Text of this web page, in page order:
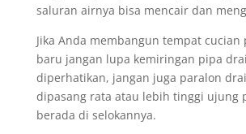
saluran airnya bisa mencair dan
Jika Anda membangun tempat cucian
baru jangan lupa kemiringan pipa
diperhatikan, jangan juga paralon
dipasang rata atau lebih tinggi ujung
berada di selokannya.